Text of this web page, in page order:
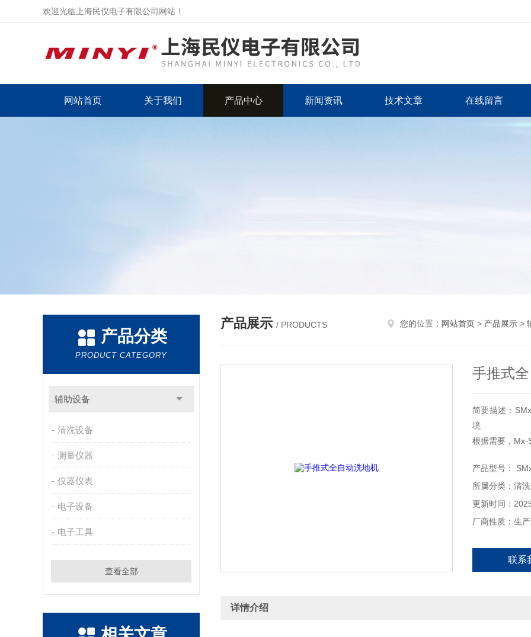
欢迎光临上海民仪电子有限公司网站！
网站首页 关于我们 产品中心 新闻资讯 技术文章 在线留言
产品分类
PRODUCT CATEGORY
辅助设备
清洗设备
测量仪器
仪器仪表
电子设备
电子工具
查看全部
产品展示 / PRODUCTS 您的位置： 网站首页 > 产品展示 >
手推式
简要描述：
境
根据需要，Mx-
产品型号：
所属分类：清
更新时间：
厂商性质：生
联系
详情介绍